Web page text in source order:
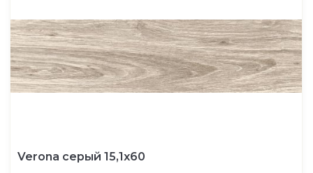
Verona серый 15,1х60